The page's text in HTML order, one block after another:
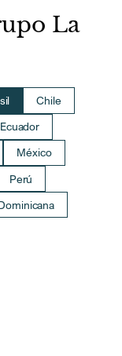
La
Chile
Ecuador
México
Perú